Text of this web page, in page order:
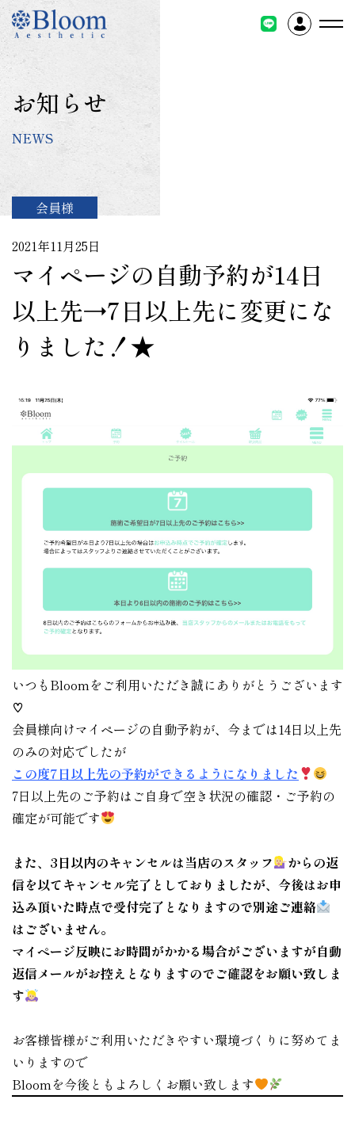
コ
テ
ン
ツ
に
キ
お知らせ
NEWS
会員様
2021年11月25日
マイページの自動予約が14日
以上先→7日以上先に変更にな
りました！★
いつもBloomをご利用いただき誠にありがとうございます
♡
会員様向けマイページの自動予約が、今までは14日以上先
のみの対応でしたが
この度7日以上先の予約ができるようになりました
7日以上先のご予約はご自身で空き状況の確認・ご予約の
確定が可能です
また、3日以内のキャンセルは当店のスタッフ
からの返
信を以てキャンセル完了としておりましたが、今後はお申
込み頂いた時点で受付完了となりますので別途ご連絡
はございません。
マイページ反映にお時間がかかる場合がございますが自動
返信メールがお控えとなりますのでご確認をお願い致しま
す
お客様皆様がご利用いただきやすい環境づくりに努めてま
いりますので
Bloomを今後ともよろしくお願い致します